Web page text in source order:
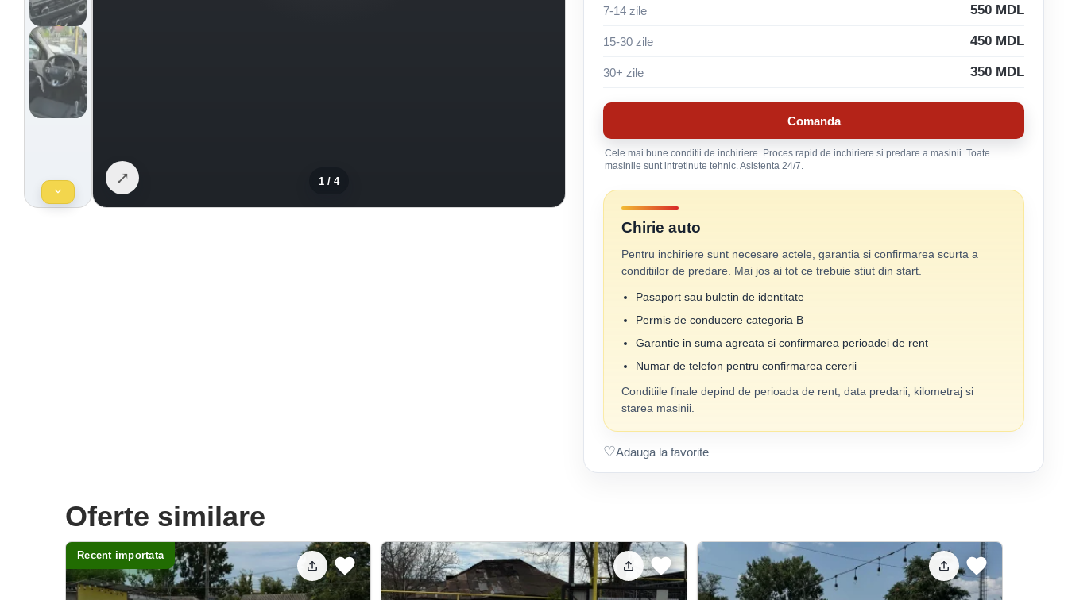
1 / 4
⤢
7-14 zile 550 MDL
15-30 zile 450 MDL
30+ zile 350 MDL
Comanda
Cele mai bune conditii de inchiriere. Proces rapid de inchiriere si predare a masinii. Toate
masinile sunt intretinute tehnic. Asistenta 24/7.
Chirie auto
Pentru inchiriere sunt necesare actele, garantia si confirmarea scurta a
conditiilor de predare. Mai jos ai tot ce trebuie stiut din start.
Pasaport sau buletin de identitate
Permis de conducere categoria B
Garantie in suma agreatа si confirmarea perioadei de rent
Numar de telefon pentru confirmarea cererii
Conditiile finale depind de perioada de rent, data predarii, kilometraj si
starea masinii.
♡Adauga la favorite
Oferte similare
Recent importata